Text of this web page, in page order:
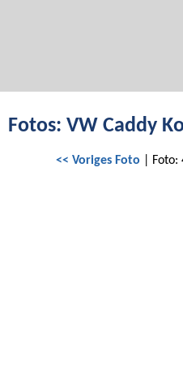
Fotos: VW Caddy
<< Voriges Foto | Foto: